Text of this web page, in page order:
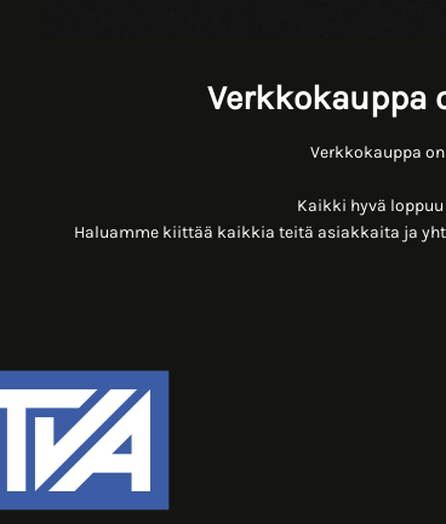
Verkkokauppa
Verkkokauppa
Kaikki hyvä
Haluamme kiittää kaikkia teitä asiakkaita ja